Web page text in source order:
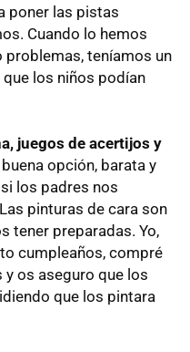
poner las pistas
Cuando lo hemos
problemas, teníamos un
los niños podían
juegos de acertijos y
opción, barata y
los padres nos
pinturas de cara son
tener preparadas. Yo,
cumpleaños, compré
os aseguro que los
que los pintara